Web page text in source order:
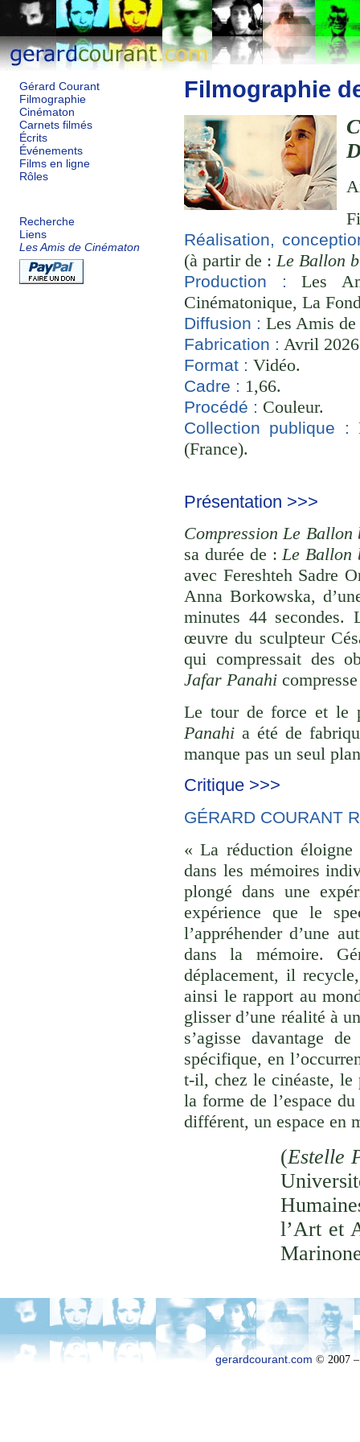
Gérard Courant
Filmographie
Cinématon
Carnets filmés
Écrits
Événements
Films en ligne
Rôles
Recherche
Liens
Les Amis de Cinématon
Filmographie
Réalisation,
(à partir de : Le Ballon
Production :
Les
Cinématonique, La
Diffusion : Les Amis
Fabrication : Avril
Format : Vidéo.
Cadre : 1,66.
Procédé : Couleur.
Collection publique :
(France).
Présentation >>>
Compression Le
sa durée de :Le Ballon
avec Fereshteh Sadre
Anna Borkowska,
minutes 44
œuvre du sculpteur
qui compressait des
Jafar Panahi
Le tour de force et le
Panahi a été de
manque pas un seul
Critique >>>
GÉRARD COURANT
« La réduction
dans les mémoires
plongé dans une
expérience que le
l’appréhender d’une
dans la mémoire.
déplacement, il
ainsi le rapport au
glisser d’une réalité à
s’agisse davantage
spécifique, en
t-il, chez le cinéaste, le
la forme de l’espace
différent, un espace en
(Estelle
l’Art et
gerardcourant.com © 2007